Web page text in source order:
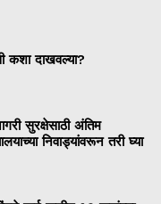
कशा दाखवल्या?
सुरक्षेसाठी अंतिम
निवाड्यांवरून तरी घ्या